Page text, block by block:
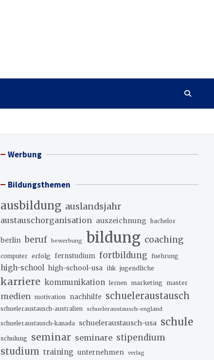
Werbung
Bildungsthemen
ausbildung auslandsjahr
austauschorganisation auszeichnung bachelor
berlin beruf bewerbung bildung coaching
computer erfolg fernstudium fortbildung fuehrung
high-school high-school-usa ihk jugendliche
karriere kommunikation lernen marketing master
medien motivation nachhilfe schueleraustausch
schueleraustausch-australien schueleraustausch-england
schueleraustausch-kanada schueleraustausch-usa schule
schulung seminar seminare stipendium
studium training unternehmen verlag